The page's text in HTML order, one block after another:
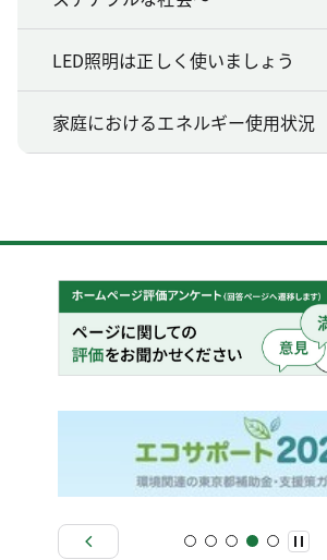
LED照明は正しく使いましょう
家庭におけるエネルギー使用状況